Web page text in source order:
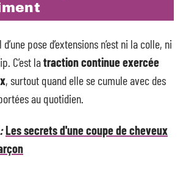
pose d’extensions n’est ni la colle, ni
C’est latraction continue exercée
, surtout quand elle se cumule avec des
au quotidien.
Les secrets d'une coupe de cheveux